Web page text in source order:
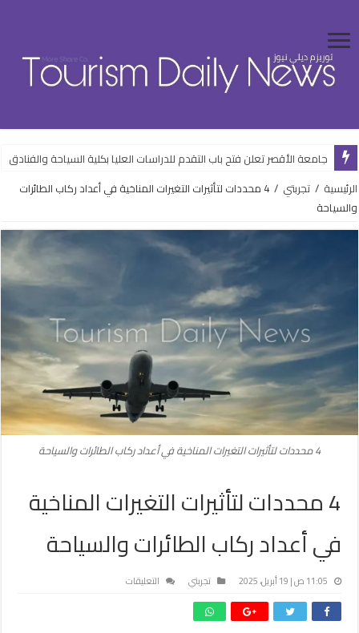
جامعة الأقصر تعلن فتح باب التقدم للدراسات العليا بكلية السياحة والفنادق
الرئيسية / تجربتي /
4 محددات لتأثيرات التغيرات المناخية في أعداد ركاب الطائرات
والسياحة
4 محددات لتأثيرات التغيرات المناخية في أعداد ركاب الطائرات والسياحة
4 محددات لتأثيرات التغيرات المناخية
في أعداد ركاب الطائرات والسياحة
11:05 ص | 19 أبريل، 2025 تجربتي التعليقات